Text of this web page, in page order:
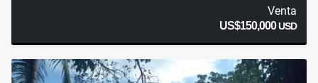
Venta
US$150,000USD